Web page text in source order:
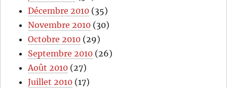
Décembre 2010 (35)
Novembre 2010 (30)
Octobre 2010 (29)
Septembre 2010 (26)
Août 2010 (27)
Juillet 2010 (17)